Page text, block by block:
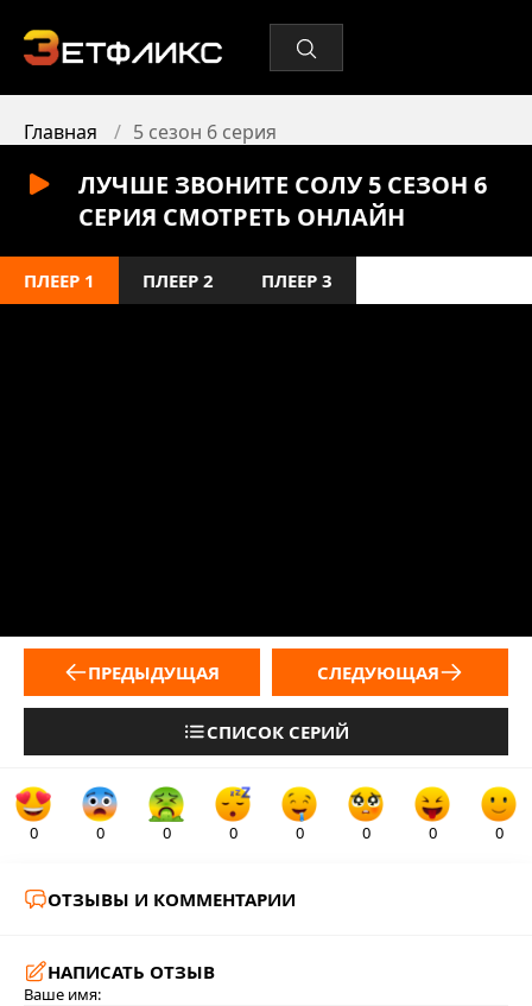
Главная 5 сезон 6 серия
ЛУЧШЕ ЗВОНИТЕ СОЛУ 5 СЕЗОН 6
СЕРИЯ СМОТРЕТЬ ОНЛАЙН
ПЛЕЕР 1 ПЛЕЕР 2 ПЛЕЕР 3
ПРЕДЫДУЩАЯ
СПИСОК СЕРИЙ
СЛЕДУЮЩАЯ
0 0 0 0 0 0 0 0
ОТЗЫВЫ И КОММЕНТАРИИ
НАПИСАТЬ ОТЗЫВ
Ваше имя: